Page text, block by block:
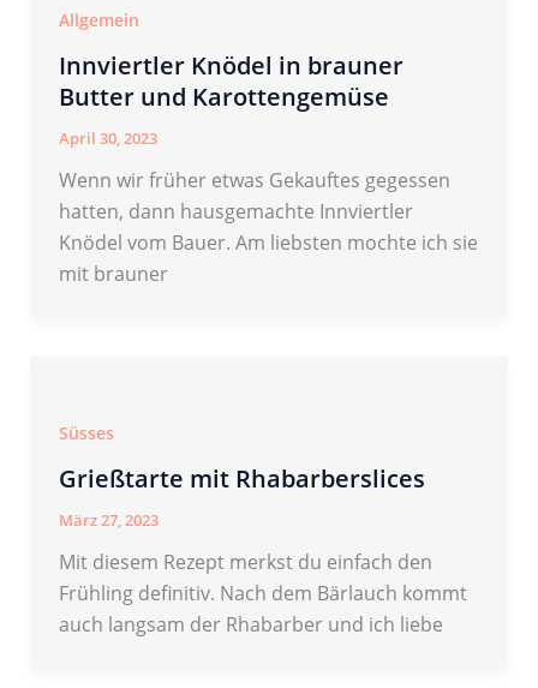
Allgemein
Innviertler Knödel in brauner
Butter und Karottengemüse
April 30, 2023
Wenn wir früher etwas Gekauftes gegessen
hatten, dann hausgemachte Innviertler
Knödel vom Bauer. Am liebsten mochte ich sie
mit brauner
Süsses
Grießtarte mit Rhabarberslices
März 27, 2023
Mit diesem Rezept merkst du einfach den
Frühling definitiv. Nach dem Bärlauch kommt
auch langsam der Rhabarber und ich liebe